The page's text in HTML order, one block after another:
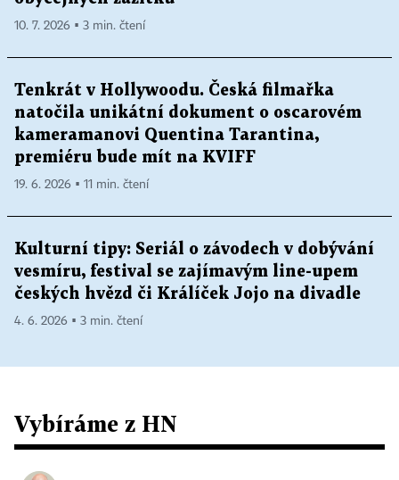
10. 7. 2026 ▪ 3 min. čtení
Tenkrát v Hollywoodu. Česká filmařka
natočila unikátní dokument o oscarovém
kameramanovi Quentina Tarantina,
premiéru bude mít na KVIFF
19. 6. 2026 ▪ 11 min. čtení
Kulturní tipy: Seriál o závodech v dobývání
vesmíru, festival se zajímavým line-upem
českých hvězd či Králíček Jojo na divadle
4. 6. 2026 ▪ 3 min. čtení
Vybíráme z HN